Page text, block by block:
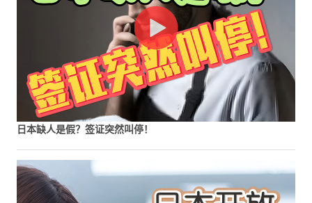
日本缺人是假？签证突然叫停！